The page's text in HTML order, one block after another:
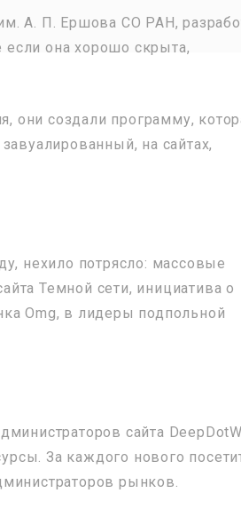
А. П. Ершова СО РАН,
она хорошо скрыта,
они создали программу,
на сайтах,
нехило потрясло: массовые
Темной сети, инициатива о
Omg, в лидеры подпольной
сайта
За каждого нового
рынков.